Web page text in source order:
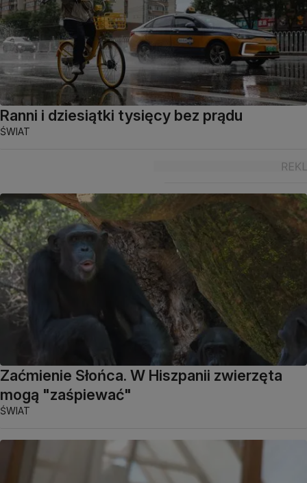
Ranni i dziesiątki tysięcy bez prądu
ŚWIAT
Zaćmienie Słońca. W Hiszpanii zwierzęta
mogą "zaśpiewać"
ŚWIAT